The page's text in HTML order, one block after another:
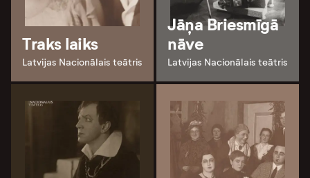
Traks laiks
Latvijas Nacionālais teātris
Jāņa Briesmīgā
nāve
Latvijas Nacionālais teātris